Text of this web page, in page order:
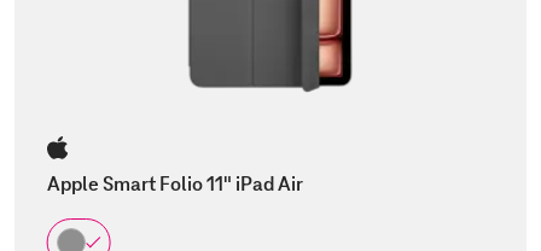
Apple Smart Folio 11" iPad Air